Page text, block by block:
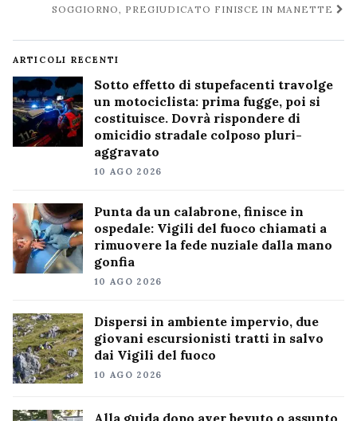
SOGGIORNO, PREGIUDICATO FINISCE IN MANETTE
ARTICOLI RECENTI
Sotto effetto di stupefacenti travolge
un motociclista: prima fugge, poi si
costituisce. Dovrà rispondere di
omicidio stradale colposo pluri-
aggravato
10 AGO 2026
Punta da un calabrone, finisce in
ospedale: Vigili del fuoco chiamati a
rimuovere la fede nuziale dalla mano
gonfia
10 AGO 2026
Dispersi in ambiente impervio, due
giovani escursionisti tratti in salvo
dai Vigili del fuoco
10 AGO 2026